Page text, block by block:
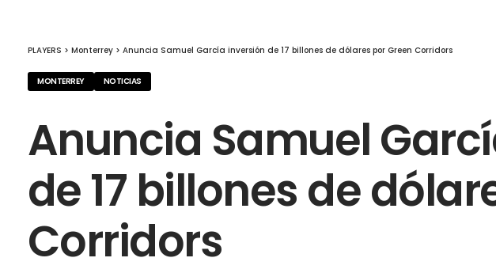
PLAYERS > Monterrey > Anuncia Samuel García inversión de 17 billones de dólares por Green Corridors
MONTERREY NOTICIAS
Anuncia Samuel
de 17 billones de
Corridors